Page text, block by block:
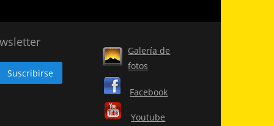
Galería de
fotos
Facebook
Youtube